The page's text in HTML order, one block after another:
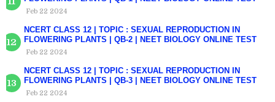
Feb 22 2024
NCERT CLASS 12 | TOPIC : SEXUAL REPRODUCTION IN
FLOWERING PLANTS | QB-2 | NEET BIOLOGY ONLINE TEST
Feb 22 2024
NCERT CLASS 12 | TOPIC : SEXUAL REPRODUCTION IN
FLOWERING PLANTS | QB-3 | NEET BIOLOGY ONLINE TEST
Feb 22 2024